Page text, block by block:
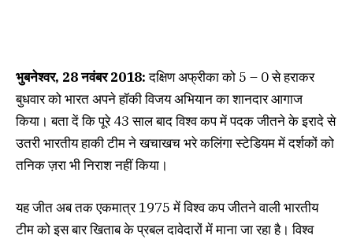
भुबनेश्वर, 28 नवंबर 2018:दक्षिण अफ्रीका को 5 – 0 से हराकर
बुधवार को भारत अपने हॉकी विजय अभियान का शानदार आगाज
किया। बता दें कि पूरे 43 साल बाद विश्व कप में पदक जीतने के इरादे से
उतरी भारतीय हाकी टीम ने खचाखच भरे कलिंगा स्टेडियम में दर्शकों को
तनिक ज़रा भी निराश नहीं किया।
यह जीत अब तक एकमात्र 1975 में विश्व कप जीतने वाली भारतीय
टीम को इस बार खिताब के प्रबल दावेदारों में माना जा रहा है। विश्व